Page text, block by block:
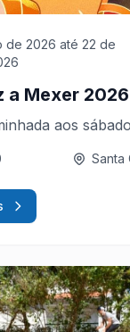
de 2026 até 22 de
a Mexer 2026
aos
Santa